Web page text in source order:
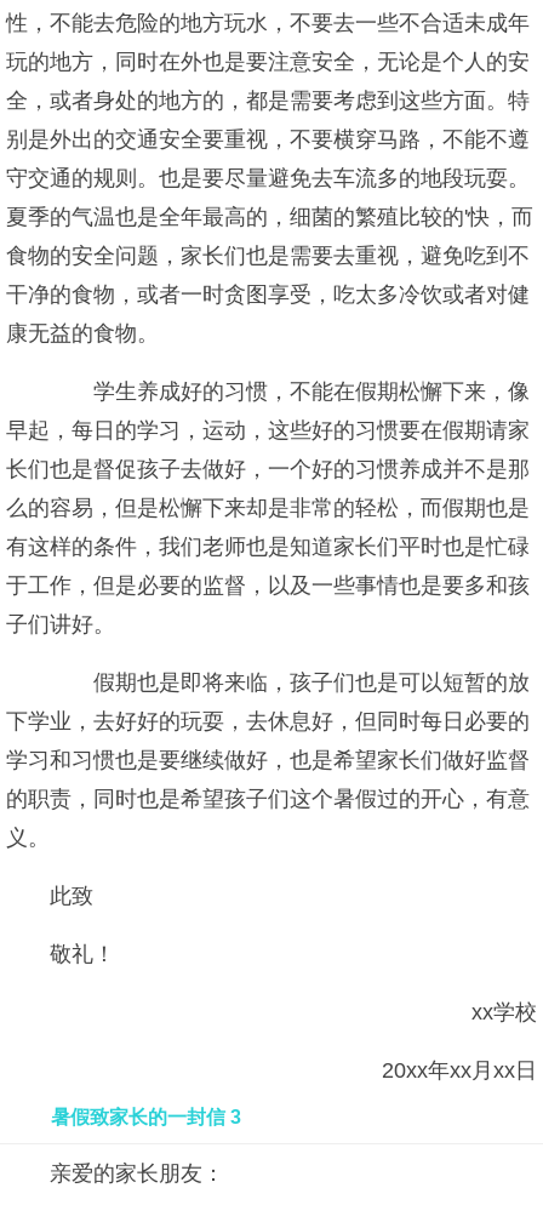
性，不能去危险的地方玩水，不要去一些不合适未成年
玩的地方，同时在外也是要注意安全，无论是个人的安
全，或者身处的地方的，都是需要考虑到这些方面。特
别是外出的交通安全要重视，不要横穿马路，不能不遵
守交通的规则。也是要尽量避免去车流多的地段玩耍。
夏季的气温也是全年最高的，细菌的繁殖比较的'快，而
食物的安全问题，家长们也是需要去重视，避免吃到不
干净的食物，或者一时贪图享受，吃太多冷饮或者对健
康无益的食物。
学生养成好的习惯，不能在假期松懈下来，像
早起，每日的学习，运动，这些好的习惯要在假期请家
长们也是督促孩子去做好，一个好的习惯养成并不是那
么的容易，但是松懈下来却是非常的轻松，而假期也是
有这样的条件，我们老师也是知道家长们平时也是忙碌
于工作，但是必要的监督，以及一些事情也是要多和孩
子们讲好。
假期也是即将来临，孩子们也是可以短暂的放
下学业，去好好的玩耍，去休息好，但同时每日必要的
学习和习惯也是要继续做好，也是希望家长们做好监督
的职责，同时也是希望孩子们这个暑假过的开心，有意
义。
此致
敬礼！
xx学校
20xx年xx月xx日
暑假致家长的一封信 3
亲爱的家长朋友：